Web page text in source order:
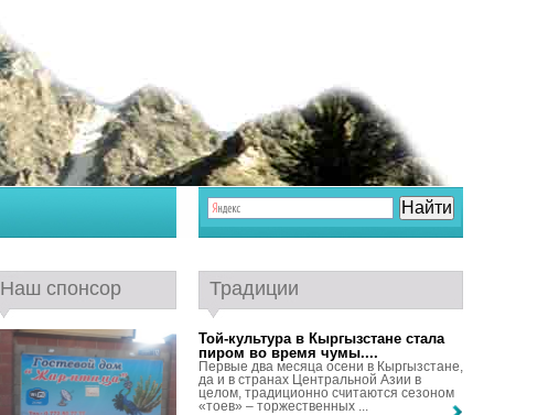
Наш спонсор Традиции
Той-культура в Кыргызстане стала
пиром во время чумы....
Первые два месяца осени в Кыргызстане,
да и в странах Центральной Азии в
целом, традиционно считаются сезоном
«тоев» – торжественных ...